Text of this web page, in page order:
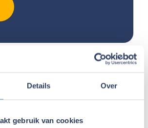
Details Over
gebruik van cookies
beoordeelt de financier
te kunnen tonen en een